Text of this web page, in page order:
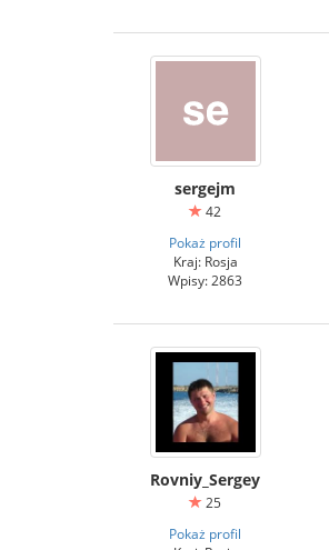
sergejm
42
Pokaż profil
Kraj: Rosja
Wpisy: 2863
Rovniy_Sergey
25
Pokaż profil